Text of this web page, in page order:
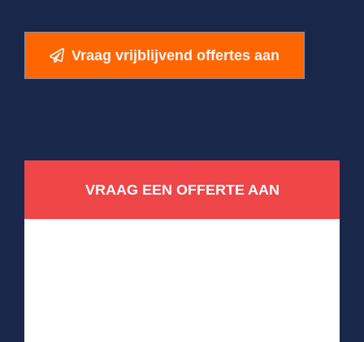
Vraag vrijblijvend offertes aan
VRAAG EEN OFFERTE AAN